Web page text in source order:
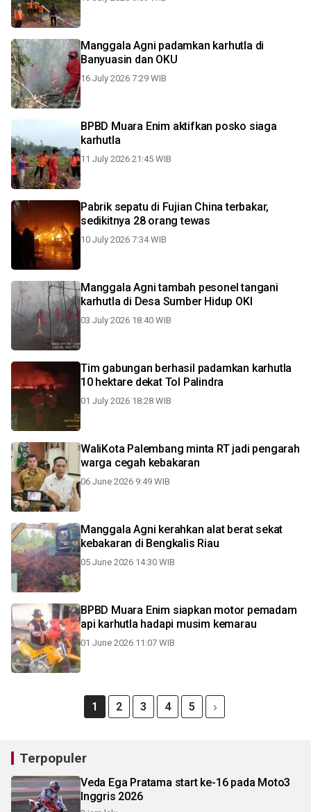
Manggala Agni padamkan karhutla di
Banyuasin dan OKU
16 July 2026 7:29 WIB
BPBD Muara Enim aktifkan posko siaga
karhutla
11 July 2026 21:45 WIB
Pabrik sepatu di Fujian China terbakar,
sedikitnya 28 orang tewas
10 July 2026 7:34 WIB
Manggala Agni tambah pesonel tangani
karhutla di Desa Sumber Hidup OKI
03 July 2026 18:40 WIB
Tim gabungan berhasil padamkan karhutla
10 hektare dekat Tol Palindra
01 July 2026 18:28 WIB
WaliKota Palembang minta RT jadi pengarah
warga cegah kebakaran
06 June 2026 9:49 WIB
Manggala Agni kerahkan alat berat sekat
kebakaran di Bengkalis Riau
05 June 2026 14:30 WIB
BPBD Muara Enim siapkan motor pemadam
api karhutla hadapi musim kemarau
01 June 2026 11:07 WIB
1 2 3 4 5
Terpopuler
Veda Ega Pratama start ke-16 pada Moto3
Inggris 2026